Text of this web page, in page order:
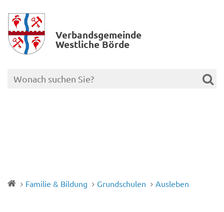
Verbands­gemeinde
Westliche Börde
Familie & Bildung Grundschulen Ausleben